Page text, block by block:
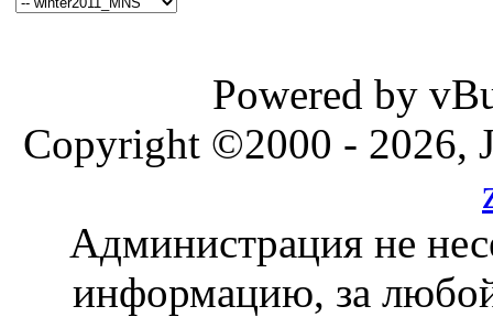
Powered by
Copyright ©2000 - 2026,
Администрация не
информацию, за любой